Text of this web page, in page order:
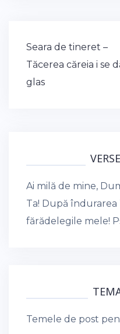
Post
navigation
Seara de tineret –
Tăcerea căreia i se
glas
Ai milă de mine,
Ta! După îndurarea
fărădelegile mele!
Temele de post